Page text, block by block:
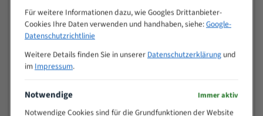
Zoll (ZpZ))
>
25
10/14
15 - 40
8/12
25 - 50
50 - 120
80 - 180
3/4
Für weitere Informationen dazu, wie Googles Drittanbieter-
Cookies Ihre Daten verwenden und handhaben, siehe:Google-
Datenschutzrichtlinie
Weitere Details finden Sie in unserer Datenschutzerklärungund
im Impressum.
Notwendige Immer aktiv
Notwendige Cookies sind für die Grundfunktionen der Website